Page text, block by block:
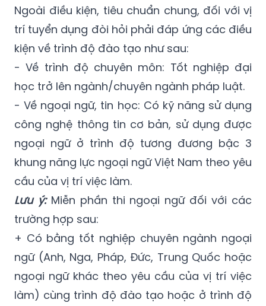
Ngoài điều kiện, tiêu chuẩn chung, đối với vị
trí tuyển dụng đòi hỏi phải đáp ứng các điều
kiện về trình độ đào tạo như sau:
- Về trình độ chuyên môn: Tốt nghiệp đại
học trở lên ngành/chuyên ngành pháp luật.
- Về ngoại ngữ, tin học: Có kỹ năng sử dụng
công nghệ thông tin cơ bản, sử dụng được
ngoại ngữ ở trình độ tương đương bậc 3
khung năng lực ngoại ngữ Việt Nam theo yêu
cầu của vị trí việc làm.
Lưu ý:Miễn phần thi ngoại ngữ đối với các
trường hợp sau:
+ Có bằng tốt nghiệp chuyên ngành ngoại
ngữ (Anh, Nga, Pháp, Đức, Trung Quốc hoặc
ngoại ngữ khác theo yêu cầu của vị trí việc
làm) cùng trình độ đào tạo hoặc ở trình độ